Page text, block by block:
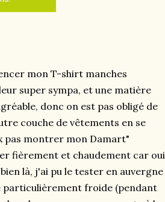
mon T-shirt manches
super sympa, et une matière
donc on est pas obligé de
couche de vêtements en se
pas montrer mon Damart"
fièrement et chaudement car oui
là, j'ai pu le tester en auvergne
particulièrement froide (pendant